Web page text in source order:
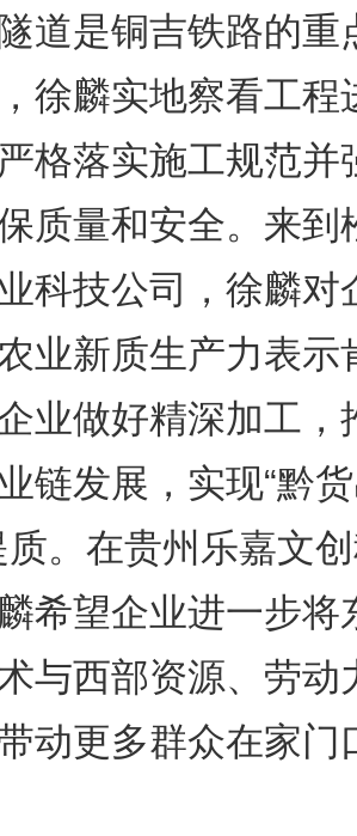
是铜吉铁路的重
徐麟实地察看工程
格落实施工规范并
质量和安全。来到
科技公司，徐麟对
业新质生产力表示
业做好精深加工，
链发展，实现“黔
质。在贵州乐嘉文
希望企业进一步将
与西部资源、劳动
动更多群众在家门